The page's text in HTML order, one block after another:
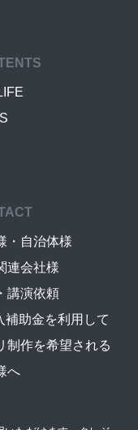
・自治体様
連会社様
講演依頼
補助金を利用して
制作を希望される
へ